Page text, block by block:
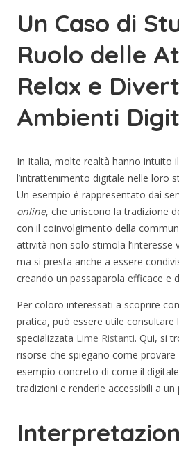
Un Caso di
Ruolo delle
Relax e
Ambienti
In Italia, molte realtà hanno intuito
l’intrattenimento digitale nelle loro
Un esempio è rappresentato dai
online, che uniscono la tradizione
con il coinvolgimento della
attività non solo stimola l’interesse
ma si presta anche a essere
creando un passaparola efficace e
Per coloro interessati a scoprire
pratica, può essere utile consultare
specializzata Lime Ristanti. Qui, si
risorse che spiegano come provare
esempio concreto di come il
tradizioni e renderle accessibili a un